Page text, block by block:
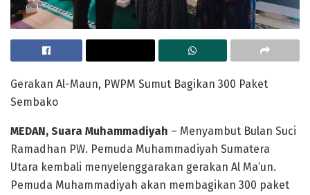
Gerakan Al-Maun, PWPM Sumut Bagikan 300 Paket
Sembako
MEDAN, Suara Muhammadiyah – Menyambut Bulan Suci
Ramadhan PW. Pemuda Muhammadiyah Sumatera
Utara kembali menyelenggarakan gerakan Al Ma’un.
Pemuda Muhammadiyah akan membagikan 300 paket